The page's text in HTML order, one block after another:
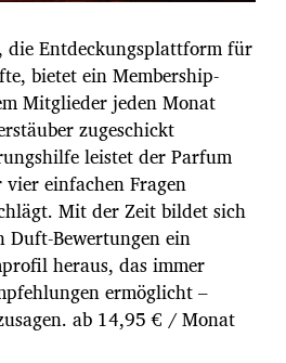
die Entdeckungsplattform für
bietet ein Membership-
Mitglieder jeden Monat
zugeschickt
leistet der Parfum
einfachen Fragen
Mit der Zeit bildet sich
Duft-Bewertungen ein
heraus, das immer
ermöglicht –
ab 14,95 € / Monat